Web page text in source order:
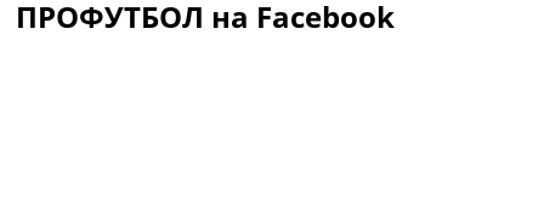
ПРОФУТБОЛ на Facebook